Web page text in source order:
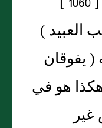
العبيد )
يفوقان
هو في
غير